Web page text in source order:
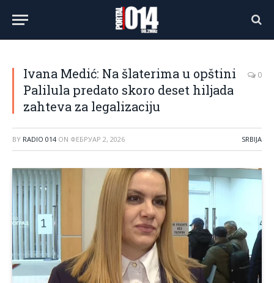
Ivana Medić: Na šlaterima u opštini
Palilula predato skoro deset hiljada
zahteva za legalizaciju
0
BY RADIO 014 ON ФЕБРУАР 2, 2026 SRBIJA